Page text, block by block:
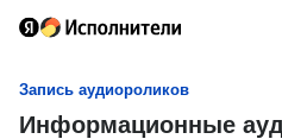
Запись аудиороликов
Информационные